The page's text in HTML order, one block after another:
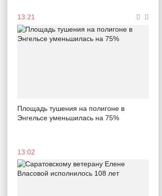
13:21
Площадь тушения на полигоне в
Энгельсе уменьшилась на 75%
13:02